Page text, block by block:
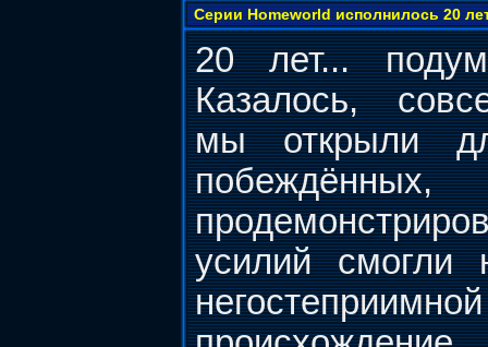
Серии Homeworld исполнилось 20
20 лет...
Казалось,
мы открыли
побеждённых,
усилий смогли